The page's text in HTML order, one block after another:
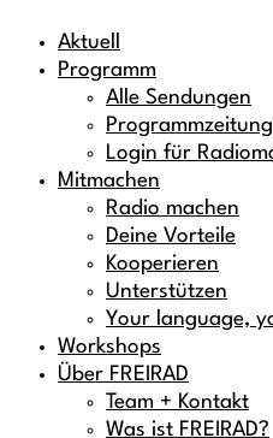
Aktuell
Programm
Alle Sendungen
Programmzeitung
Login für
Mitmachen
Radio machen
Deine Vorteile
Kooperieren
Unterstützen
Your language,
Workshops
Über FREIRAD
Team + Kontakt
Was ist FREIRAD?